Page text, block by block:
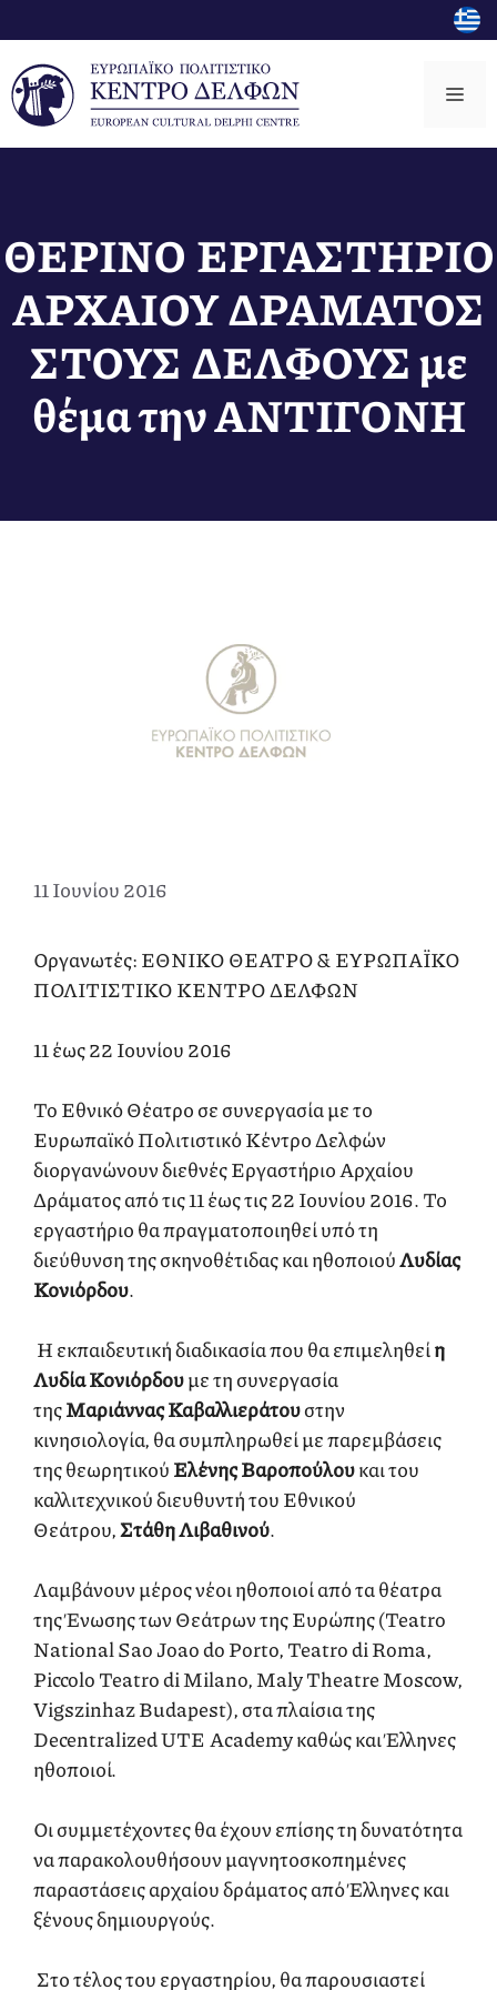
σε
περιεχόμενο
ΘΕΡΙΝΟ ΕΡΓΑΣΤΗΡΙΟ
ΑΡΧΑΙΟΥ ΔΡΑΜΑΤΟΣ
ΣΤΟΥΣ ΔΕΛΦΟΥΣ με
θέμα την ΑΝΤΙΓΟΝΗ
11 Ιουνίου 2016
Οργανωτές: ΕΘΝΙΚΟ ΘΕΑΤΡΟ & ΕΥΡΩΠΑΪΚΟ
ΠΟΛΙΤΙΣΤΙΚΟ ΚΕΝΤΡΟ ΔΕΛΦΩΝ
11 έως 22 Ιουνίου 2016
To Εθνικό Θέατρο σε συνεργασία με το
Ευρωπαϊκό Πολιτιστικό Κέντρο Δελφών
διοργανώνουν διεθνές Εργαστήριο Αρχαίου
Δράματος από τις 11 έως τις 22 Ιουνίου 2016. Το
εργαστήριο θα πραγματοποιηθεί υπό τη
διεύθυνση της σκηνοθέτιδας και ηθοποιούΛυδίας
Κονιόρδου.
Η εκπαιδευτική διαδικασία που θα επιμεληθείη
Λυδία Κονιόρδουμε τη συνεργασία
τηςΜαριάννας Καβαλλιεράτουστην
κινησιολογία, θα συμπληρωθεί με παρεμβάσεις
της θεωρητικούΕλένης Βαροπούλουκαι του
καλλιτεχνικού διευθυντή του Εθνικού
Θεάτρου,Στάθη Λιβαθινού.
Λαμβάνουν μέρος νέοι ηθοποιοί από τα θέατρα
της Ένωσης των Θεάτρων της Ευρώπης (Teatro
National Sao Joao do Porto, Teatro di Roma,
Piccolo Teatro di Milano, Maly Theatre Moscow,
Vigszinhaz Budapest), στα πλαίσια της
Decentralized UTE Academy καθώς και Έλληνες
ηθοποιοί.
Οι συμμετέχοντες θα έχουν επίσης τη δυνατότητα
να παρακολουθήσουν μαγνητοσκοπημένες
παραστάσεις αρχαίου δράματος από Έλληνες και
ξένους δημιουργούς.
Στο τέλος του εργαστηρίου, θα παρουσιαστεί